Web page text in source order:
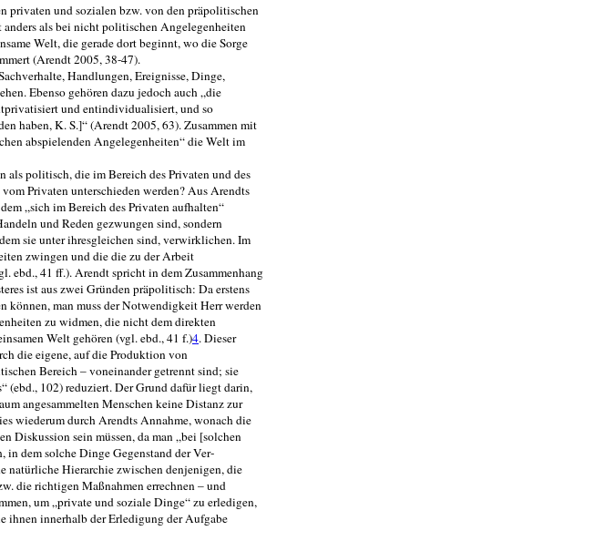
privaten und sozialen bzw. von den präpolitischen
als bei nicht politi­schen Angelegenheiten
Welt, die gerade dort beginnt, wo die Sorge
(Arendt 2005, 38-47).
Handlungen, Ereignisse, Dinge,
Ebenso gehören dazu je­doch auch „die
und entindividualisiert, und so
haben, K. S.]“ (Arendt 2005, 63). Zusammen mit
abspielenden Angelegenheiten“ die Welt im
als politisch, die im Bereich des Privaten und des
Privaten unterschieden werden? Aus Arendts
„sich im Bereich des Privaten aufhalten“
und Reden gezwungen sind, sondern
sie unter ihresgleichen sind, verwirkli­chen. Im
zwingen und die die zu der Arbeit
ebd., 41 ff.). Arendt spricht in dem Zusammenhang
ist aus zwei Gründen präpolitisch: Da erstens
können, man muss der Notwendigkeit Herr werden
zu widmen, die nicht dem direkten
Welt gehören (vgl. ebd., 41 f.)4. Dieser
die eigene, auf die Produktion von
Bereich – voneinander getrennt sind; sie
(ebd., 102) reduziert. Der Grund dafür liegt darin,
angesammelten Menschen keine Distanz zur
wiederum durch Arendts Annahme, wonach die
Diskus­sion sein müssen, da man „bei [solchen
in dem solche Dinge Gegenstand der Ver­
natürliche Hierarchie zwischen denjenigen, die
die richtigen Maßnahmen er­rechnen – und
um „private und soziale Dinge“ zu erledigen,
ihnen inner­halb der Erledigung der Aufgabe